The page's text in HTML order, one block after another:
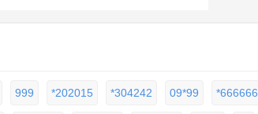
999 *202015 *304242 09*99 *666666